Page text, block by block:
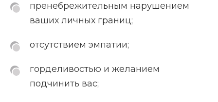
пренебрежительным нарушением
ваших личных границ;
отсутствием эмпатии;
горделивостью и желанием
подчинить вас;